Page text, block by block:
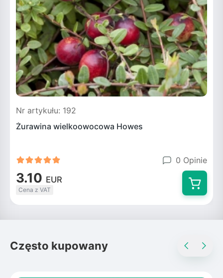
Nr artykułu: 192
Żurawina wielkoowocowa Howes
0 Opinie
3.10 EUR
Cena z VAT
Często kupowany